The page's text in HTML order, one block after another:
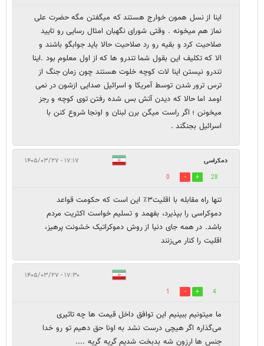
اینا از نسل همون خوارج هستند که میگفتن مگه حضرت علی
نماز هم میخونه . وقتی شورای نگهبان امثال رسایی رو تایید
صلاحیت کرد و بقیه رو رد صلاحیت حالا باید جوابگو باشند و
الا که تکلیف این بقول شما تندرو ها که از اول معلوم بود .اینا
تندرو نیستن اینا لات کوچه خلوت هستند چون زمان جنگ از
ترس ترور شدن توسط آمریکا و اسرائیل صدایی ازشون در نمی
اومد اما حالا که دیدن آتش بس شده رفتن توی کوچه و رجز
میخونن ؛ اگر راست میگن برن لبنان و اونجا شروع کنن با
اسرائیل بجنگند .
دمکراسی ۱۷:۱۷ - ۱۴۰۵/۰۳/۲۷
28
0
تنها راه مقابله با اقلیت۳٪ این است که حکومت قواعد
دموکراسی را بپذیرد، بفهمد و تسلیم خواست اکثریت مردم
باشد. در همه جای دنیا از روش دموکراتیک خشونت پرهیز،
اقلیت را کنار می‌زنند
۱۷:۳۰ - ۱۴۰۵/۰۳/۲۷
4
1
ما میتونیم ببینیم این توافق داخل قیمت ها چه تاثیری
می‌گذاره اگر هیچی درست نشد به اونا حق دهیم تو رو خدا
جنس ها ارزون شه بدبخت شدیم گریه گریه ....